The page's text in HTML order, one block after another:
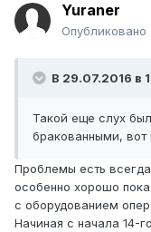
Yuraner
Опубликовано
В 29.07.2016 в
Такой еще слух
бракованными, вот
Проблемы есть
особенно хорошо
с оборудованием
Начиная с начала 14-